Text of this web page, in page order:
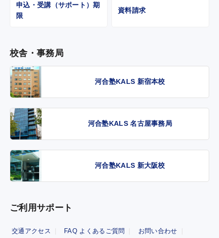
申込・受講（サポート）期
限
資料請求
校舎・事務局
河合塾KALS 新宿本校
河合塾KALS 名古屋事務局
河合塾KALS 新大阪校
ご利用サポート
交通アクセス FAQ よくあるご質問 お問い合わせ